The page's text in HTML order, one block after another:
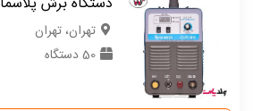
تهران، تهران
50 دستگاه